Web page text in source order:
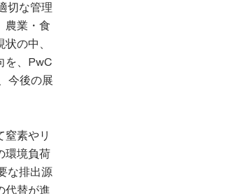
切な管理
農業・食
の中、
を、PwC
今後の展
窒素やリ
環境負荷
な排出源
代替が進